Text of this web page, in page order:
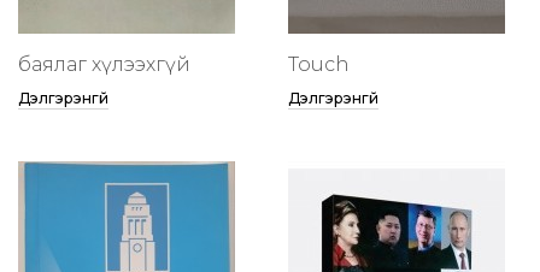
баялаг хүлээхгүй
Дэлгэрэнгүй
Touch
Дэлгэрэнгүй